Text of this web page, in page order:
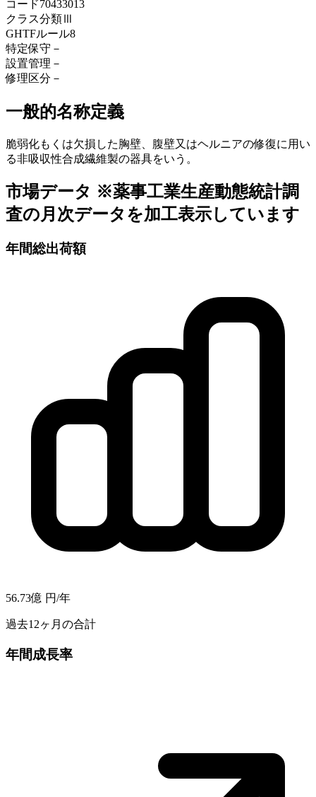
コード70433013
クラス分類Ⅲ
GHTFルール8
特定保守 －
設置管理 －
修理区分 －
一般的名称定義
脆弱化もくは欠損した胸壁、腹壁又はヘルニアの修復に用い
る非吸収性合成繊維製の器具をいう。
市場データ ※薬事工業生産動態統計調
査の月次データを加工表示しています
年間総出荷額
56.73億 円/年
過去12ヶ月の合計
年間成長率